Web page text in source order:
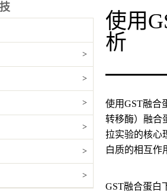
>
>
>
>
>
>
使用
析
使用GST融合
转移酶）融合
拉实验的核心
白质的相互作
GST融合蛋白